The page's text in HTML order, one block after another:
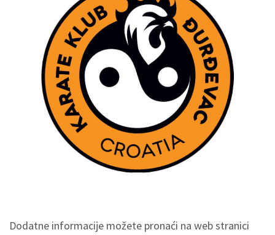
Dodatne informacije možete pronaći na web stranici